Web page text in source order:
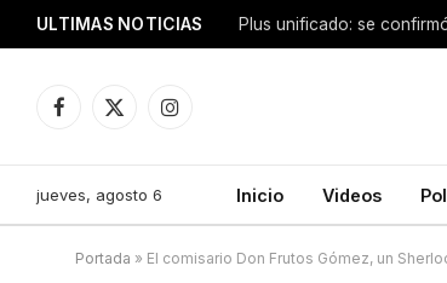
ULTIMAS NOTICIAS
Facebook
X
Instagram
jueves, agosto 6 Inicio Videos
Portada » El comisario Don Frutos Gómez, un